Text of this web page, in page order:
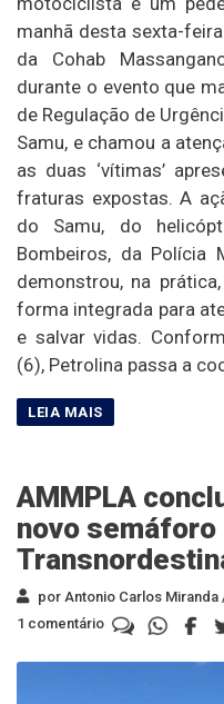
manhã desta sexta-
da Cohab
durante o evento que
de Regulação de
Samu, e chamou a
as duas ‘vítimas’
fraturas expostas. A
do Samu, do
Bombeiros, da Polícia
demonstrou, na
forma integrada para
e salvar vidas.
(6), Petrolina passa a
AMMPLA
novo semáforo
por Antonio Carlos Miranda
1 comentário